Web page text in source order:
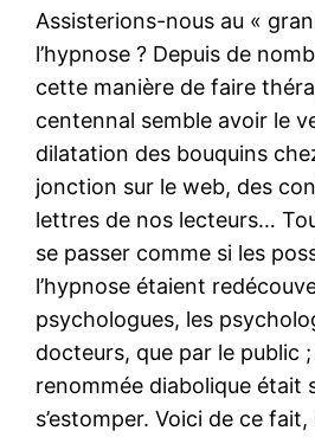
Assisterions-nous au «
l’hypnose ? Depuis de
cette manière de faire
centennal semble avoir le
dilatation des bouquins
jonction sur le web, des
lettres de nos lecteurs…
se passer comme si les
l’hypnose étaient
psychologues, les
docteurs, que par le public
renommée diabolique était
s’estomper. Voici de ce